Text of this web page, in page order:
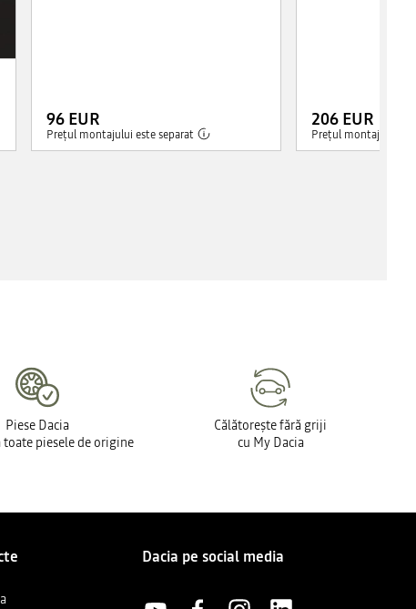
96 EUR
Prețul montajului este separat
206 EUR
Prețul montajului
Piese Dacia
toate piesele de origine
Călătorește fără griji
cu My Dacia
Dacia pe social media